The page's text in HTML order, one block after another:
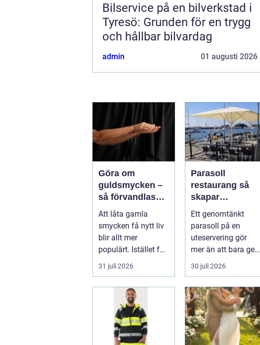
Bilservice på en bilverkstad i
Tyresö: Grunden för en trygg
och hållbar bilvardag
admin 01 augusti 2026
Göra om
guldsmycken –
så förvandlas
minnen till nya
favoriter
Att låta gamla
smycken få nytt liv
blir allt mer
populärt. Istället för
a...
31 juli 2026
Parasoll
restaurang så
skapar
uteserveringen
rätt känsla året
runt
Ett genomtänkt
parasoll på en
uteservering gör
mer än att bara ge
skugga. Det
påverkar hur länge
gäs...
30 juli 2026